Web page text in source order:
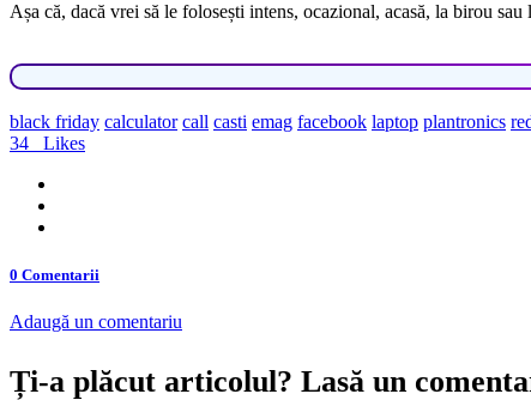
Așa că, dacă vrei să le folosești intens, ocazional, acasă, la birou
black friday calculator call casti emag facebook laptop plantronics
34
Likes
0 Comentarii
Adaugă un comentariu
Ți-a plăcut articolul? Lasă un